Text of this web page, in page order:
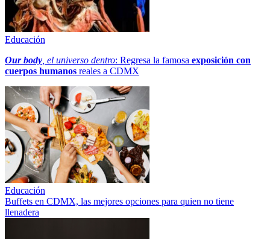
Educación
Our body , el universo dentro: Regresa la famosa exposición con
cuerpos humanos reales a CDMX
Educación
Buffets en CDMX, las mejores opciones para quien no tiene
llenadera